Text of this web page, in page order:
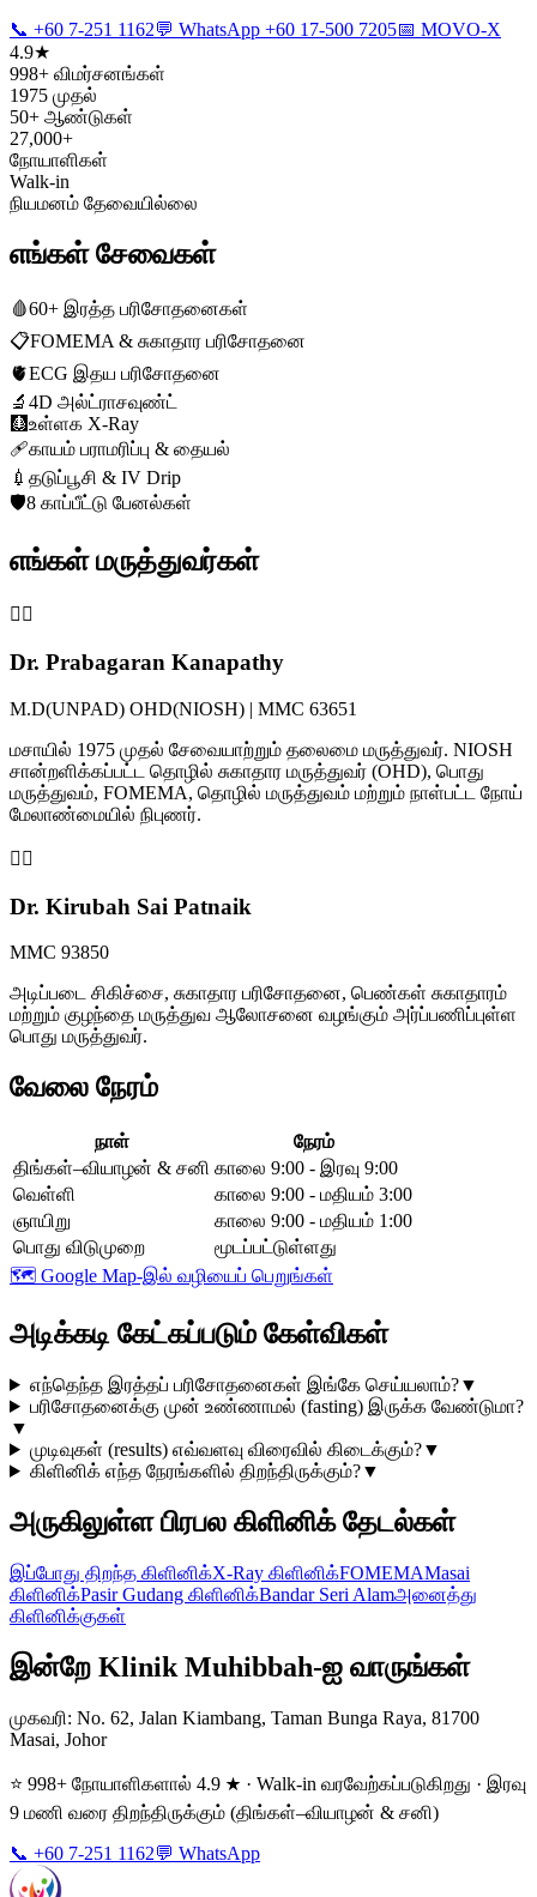
📞 +60 7-251 1162💬 WhatsApp +60 17-500 7205📅 MOVO-X
4.9★
998+ விமர்சனங்கள்
1975 முதல்
50+ ஆண்டுகள்
27,000+
நோயாளிகள்
Walk-in
நியமனம் தேவையில்லை
எங்கள் சேவைகள்
🩸60+ இரத்த பரிசோதனைகள்
📋FOMEMA & சுகாதார பரிசோதனை
🫀ECG இதய பரிசோதனை
🔬 4D அல்ட்ராசவுண்ட்
🩻உள்ளக X-Ray
🩹காயம் பராமரிப்பு & தையல்
💉 தடுப்பூசி & IV Drip
🛡️8 காப்பீட்டு பேனல்கள்
எங்கள் மருத்துவர்கள்
👨‍⚕️
Dr. Prabagaran Kanapathy
M.D(UNPAD) OHD(NIOSH) | MMC 63651
மசாயில் 1975 முதல் சேவையாற்றும் தலைமை மருத்துவர். NIOSH
சான்றளிக்கப்பட்ட தொழில் சுகாதார மருத்துவர் (OHD), பொது
மருத்துவம், FOMEMA, தொழில் மருத்துவம் மற்றும் நாள்பட்ட நோய்
மேலாண்மையில் நிபுணர்.
👩‍⚕️
Dr. Kirubah Sai Patnaik
MMC 93850
அடிப்படை சிகிச்சை, சுகாதார பரிசோதனை, பெண்கள் சுகாதாரம்
மற்றும் குழந்தை மருத்துவ ஆலோசனை வழங்கும் அர்ப்பணிப்புள்ள
பொது மருத்துவர்.
வேலை நேரம்
நாள்
நேரம்
திங்கள்–வியாழன் & சனி காலை 9:00 - இரவு 9:00
வெள்ளி
காலை 9:00 - மதியம் 3:00
ஞாயிறு
காலை 9:00 - மதியம் 1:00
பொது விடுமுறை
மூடப்பட்டுள்ளது
🗺️ Google Map-இல் வழியைப் பெறுங்கள்
அடிக்கடி கேட்கப்படும் கேள்விகள்
எந்தெந்த இரத்தப் பரிசோதனைகள் இங்கே செய்யலாம்?▼
பரிசோதனைக்கு முன் உண்ணாமல் (fasting) இருக்க வேண்டுமா?
▼
முடிவுகள் (results) எவ்வளவு விரைவில் கிடைக்கும்?▼
கிளினிக் எந்த நேரங்களில் திறந்திருக்கும்?▼
அருகிலுள்ள பிரபல கிளினிக் தேடல்கள்
இப்போது திறந்த கிளினிக்X-Ray கிளினிக்FOMEMAMasai
கிளினிக்Pasir Gudang கிளினிக்Bandar Seri Alamஅனைத்து
கிளினிக்குகள்
இன்றே Klinik Muhibbah-ஐ வாருங்கள்
முகவரி: No. 62, Jalan Kiambang, Taman Bunga Raya, 81700
Masai, Johor
⭐ 998+ நோயாளிகளால் 4.9 ★ · Walk-in வரவேற்கப்படுகிறது · இரவு
9 மணி வரை திறந்திருக்கும் (திங்கள்–வியாழன் & சனி)
📞 +60 7-251 1162💬 WhatsApp